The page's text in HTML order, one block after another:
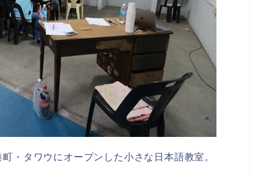
・タワウにオープンした小さな日本語教室。